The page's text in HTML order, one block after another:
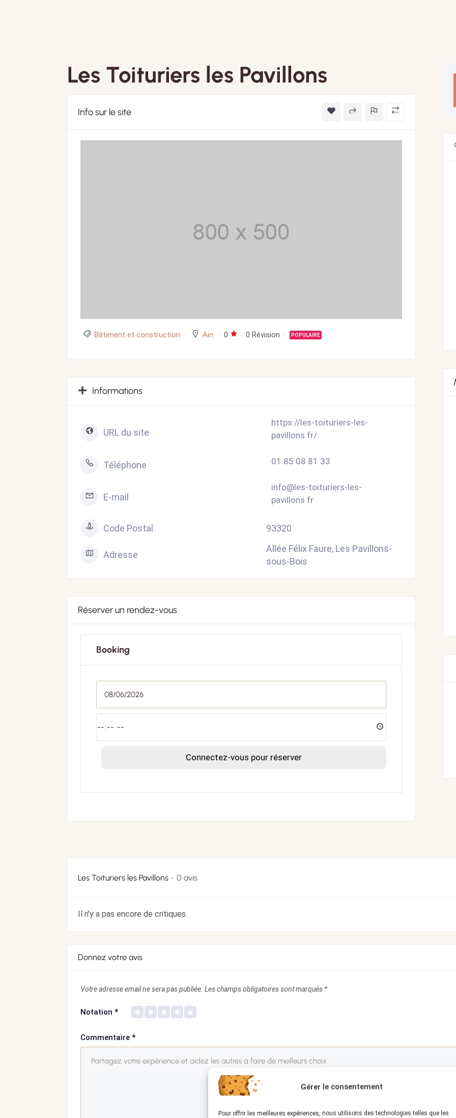
Gérer le consentement
Pour offrir les meilleures expériences, nous utilisons des technologies telles que les
Les Toituriers les Pavillons
Info sur le site
Bâtiment et construction Ain 0 0 Révision POPULAIRE
Informations
URL du site
https://les-toituriers-les-
pavillons.fr/
Téléphone 01 85 08 81 33
E-mail
info@les-toituriers-les-
pavillons.fr
Code Postal 93320
Adresse
Allée Félix Faure, Les Pavillons-
sous-Bois
Réserver un rendez-vous
Booking
Connectez-vous pour réserver
Les Toituriers les Pavillons 0 avis
Il n'y a pas encore de critiques.
Donnez votre avis
Votre adresse email ne sera pas publiée. Les champs obligatoires sont marqués *
Notation *
Commentaire *